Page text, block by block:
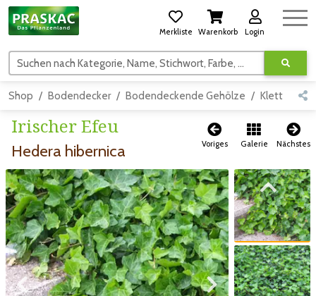
Merkliste Warenkorb Login
Suchen nach Kategorie, Name, Stichwort, Farbe, usw.
Shop Bodendecker Bodendeckende Gehölze
Irischer Efeu
Hedera hibernica Voriges Galerie Nächstes
Zum vorigen Bild Zum nächsten Bild
Zum vorigen Bild